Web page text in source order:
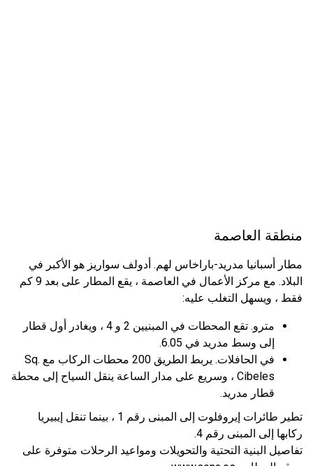
منطقة العاصمة
مطار أسبانيا مدريد-باراخاس لهم. أدولف سواريز هو الأكبر في
البلاد. مع مركز الأعمال في العاصمة ، يقع المطار على بعد 9 كم
فقط ، ويسهل التغلب عليه:
مترو. تقع المحطات في المبنيين 2 و 4 ، ويغادر أول قطار
إلى وسط مدريد في 6.05.
في الحافلات. يربط الطريق 200 محطات الركاب مع Sq.
Cibeles ، وسريع على مدار الساعة ينقل السياح إلى محطة
قطار مدريد.
تطير طائرات إيروفلوت إلى المبنى رقم 1 ، بينما تنقل إيبيريا
ركابها إلى المبنى رقم 4.
تفاصيل البنية التحتية والتحويلات ومواعيد الرحلات متوفرة على